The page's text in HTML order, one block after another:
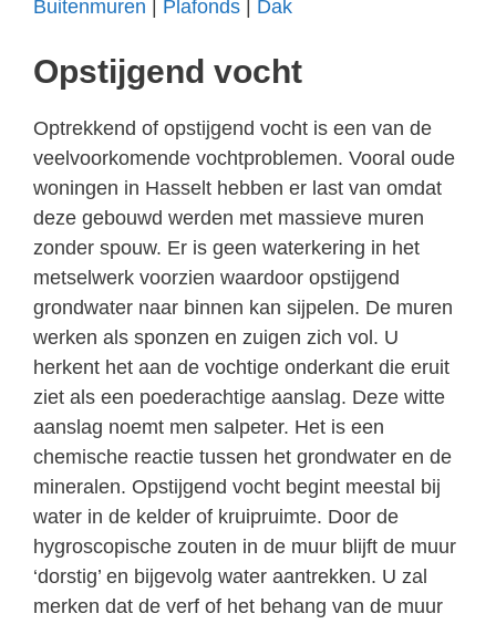
Buitenmuren
Plafonds Dak
Opstijgend vocht
Optrekkend of opstijgend vocht is een van de
veelvoorkomende vochtproblemen. Vooral oude
woningen in Hasselt hebben er last van omdat
deze gebouwd werden met massieve muren
zonder spouw. Er is geen waterkering in het
metselwerk voorzien waardoor opstijgend
grondwater naar binnen kan sijpelen. De muren
werken als sponzen en zuigen zich vol. U
herkent het aan de vochtige onderkant die eruit
ziet als een poederachtige aanslag. Deze witte
aanslag noemt men salpeter. Het is een
chemische reactie tussen het grondwater en de
mineralen. Opstijgend vocht begint meestal bij
water in de kelder of kruipruimte. Door de
hygroscopische zouten in de muur blijft de muur
‘dorstig’ en bijgevolg water aantrekken. U zal
merken dat de verf of het behang van de muur